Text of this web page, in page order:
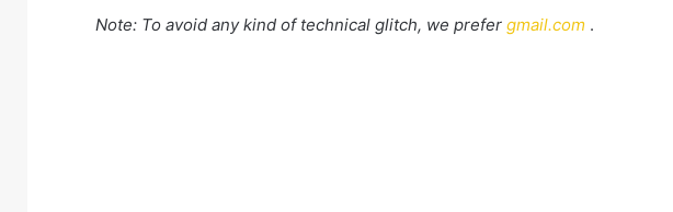
Note: To avoid any kind of technical glitch, we prefer gmail.com .